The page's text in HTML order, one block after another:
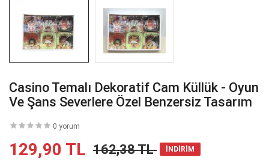
Casino Temalı Dekoratif Cam Küllük - Oyun
Ve Şans Severlere Özel Benzersiz Tasarım
0 yorum
129,90 TL 162,38 TL İNDİRİM